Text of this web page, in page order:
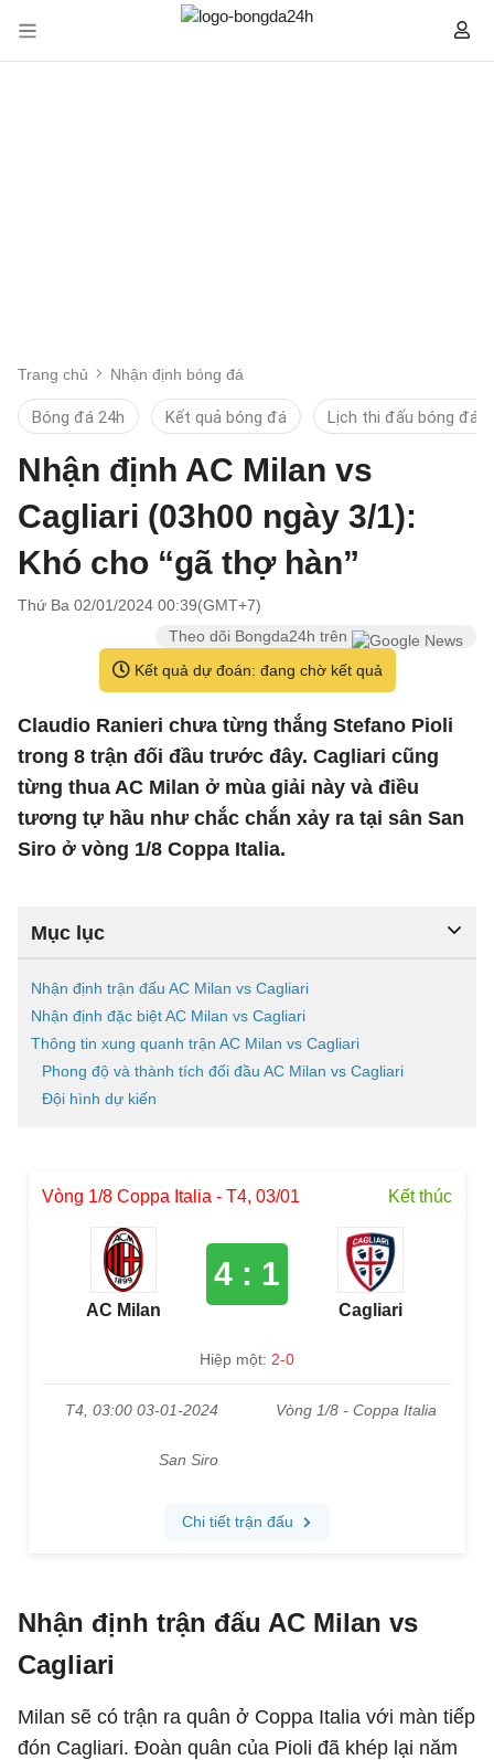
Trang chủ Nhận định bóng đá
Bóng đá 24h Kết quả bóng đá Lịch thi đấu bóng đá
Nhận định AC Milan vs
Cagliari (03h00 ngày 3/1):
Khó cho “gã thợ hàn”
Thứ Ba 02/01/2024 00:39(GMT+7)
Theo dõi Bongda24h trên
Kết quả dự đoán: đang chờ kết quả
Claudio Ranieri chưa từng thắng Stefano Pioli
trong 8 trận đối đầu trước đây. Cagliari cũng
từng thua AC Milan ở mùa giải này và điều
tương tự hầu như chắc chắn xảy ra tại sân San
Siro ở vòng 1/8 Coppa Italia.
Mục lục
Nhận định trận đấu AC Milan vs Cagliari
Nhận định đặc biệt AC Milan vs Cagliari
Thông tin xung quanh trận AC Milan vs Cagliari
Phong độ và thành tích đối đầu AC Milan vs Cagliari
Đội hình dự kiến
Nhận định trận đấu AC Milan vs
Cagliari
Milan sẽ có trận ra quân ở Coppa Italia với màn tiếp
đón Cagliari. Đoàn quân của Pioli đã khép lại năm